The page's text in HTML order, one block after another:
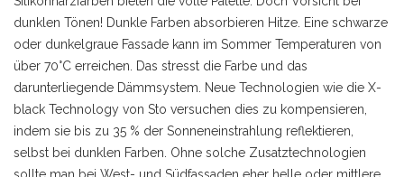
dunklen Tönen! Dunkle Farben absorbieren Hitze. Eine schwarze
oder dunkelgraue Fassade kann im Sommer Temperaturen von
über 70°C erreichen. Das stresst die Farbe und das
darunterliegende Dämmsystem. Neue Technologien wie die X-
black Technology von Sto versuchen dies zu kompensieren,
indem sie bis zu 35 % der Sonneneinstrahlung reflektieren,
selbst bei dunklen Farben. Ohne solche Zusatztechnologien